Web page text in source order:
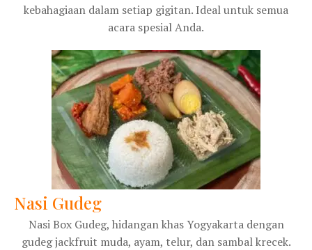
kebahagiaan dalam setiap gigitan. Ideal untuk semua
acara spesial Anda.
Nasi Gudeg
Nasi Box Gudeg, hidangan khas Yogyakarta dengan
gudeg jackfruit muda, ayam, telur, dan sambal krecek.